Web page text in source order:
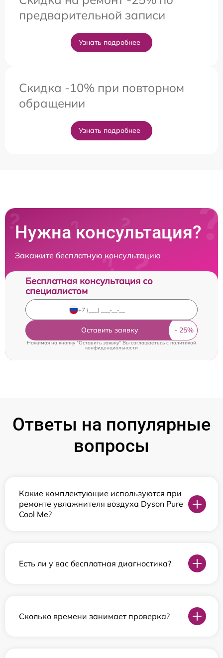
предварительной записи
Узнать подробнее
Скидка -10% при повторном
обращении
Узнать подробнее
Нужна консультация?
Закажите бесплатную консультацию
Бесплатная консультация со
специалистом
Оставить заявку
Нажимая на кнопку "Оставить заявку" Вы соглашаетесь cполитикой
конфиденциальности
Ответы на популярные
вопросы
Какие комплектующие используются при
ремонте увлажнителя воздуха Dyson Pure
Cool Me?
Есть ли у вас бесплатная диагностика?
Сколько времени занимает проверка?